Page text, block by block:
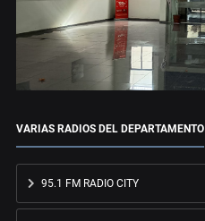
VARIAS RADIOS DEL DEPARTAMENTO
95.1 FM RADIO CITY